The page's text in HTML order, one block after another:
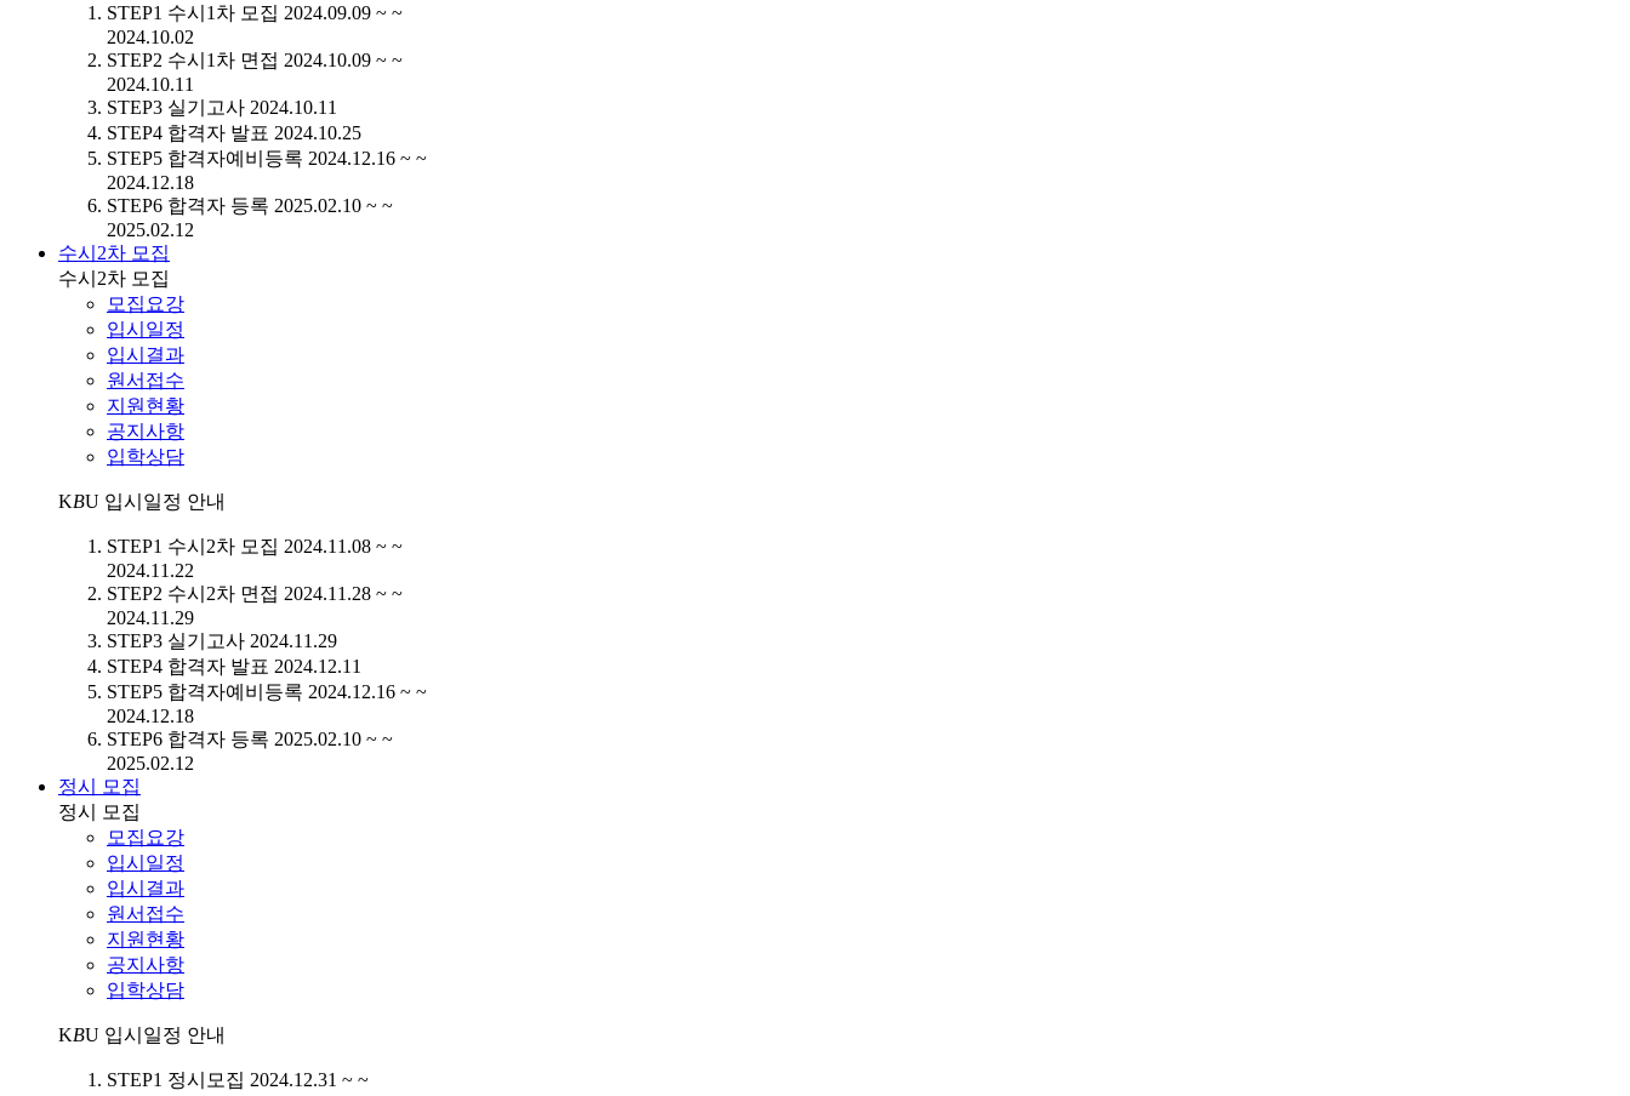
STEP1 수시1차 모집 2024.09.09 ~ ~
2024.10.02
STEP2 수시1차 면접 2024.10.09 ~ ~
2024.10.11
STEP3 실기고사 2024.10.11
STEP4 합격자 발표 2024.10.25
STEP5 합격자예비등록 2024.12.16 ~ ~
2024.12.18
STEP6 합격자 등록 2025.02.10 ~ ~
2025.02.12
수시2차 모집
수시2차 모집
모집요강
입시일정
입시결과
원서접수
지원현황
공지사항
입학상담
KBU 입시일정 안내
STEP1 수시2차 모집 2024.11.08 ~ ~
2024.11.22
STEP2 수시2차 면접 2024.11.28 ~ ~
2024.11.29
STEP3 실기고사 2024.11.29
STEP4 합격자 발표 2024.12.11
STEP5 합격자예비등록 2024.12.16 ~ ~
2024.12.18
STEP6 합격자 등록 2025.02.10 ~ ~
2025.02.12
정시 모집
정시 모집
모집요강
입시일정
입시결과
원서접수
지원현황
공지사항
입학상담
KBU 입시일정 안내
STEP1 정시모집 2024.12.31 ~ ~